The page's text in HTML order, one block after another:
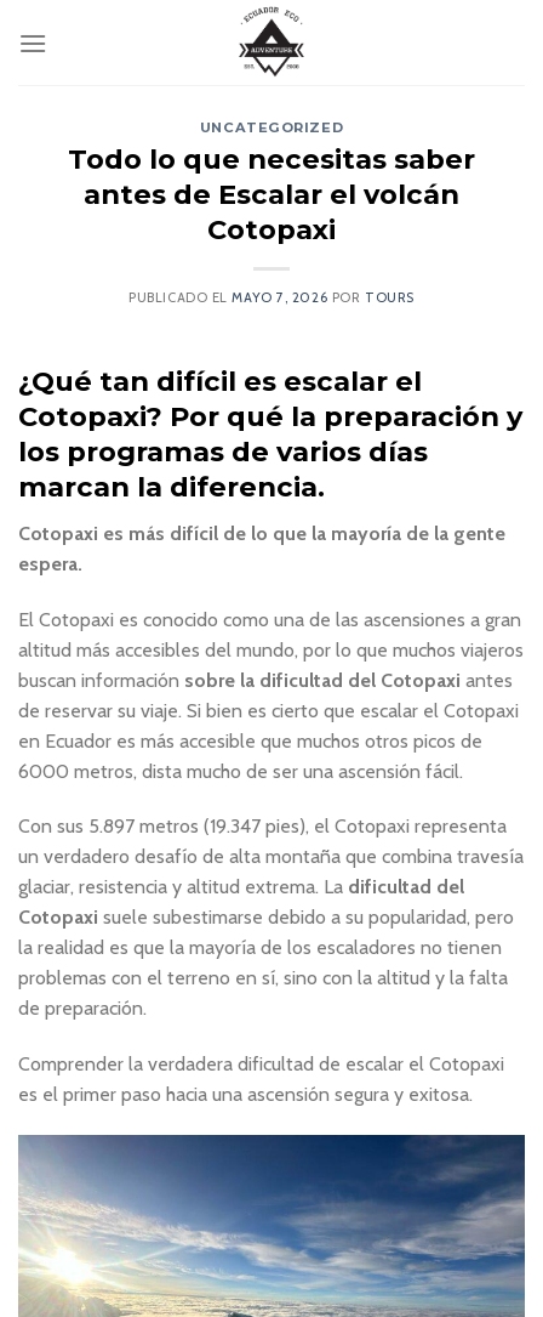
UNCATEGORIZED
Todo lo que necesitas saber
antes de Escalar el volcán
Cotopaxi
PUBLICADO ELMAYO 7, 2026 POR TOURS
¿Qué tan difícil es escalar el
Cotopaxi? Por qué la preparación y
los programas de varios días
marcan la diferencia.
Cotopaxi es más difícil de lo que la mayoría de la gente
espera.
El Cotopaxi es conocido como una de las ascensiones a gran
altitud más accesibles del mundo, por lo que muchos viajeros
buscan información sobre la dificultad del Cotopaxi antes
de reservar su viaje. Si bien es cierto que escalar el Cotopaxi
en Ecuador es más accesible que muchos otros picos de
6000 metros, dista mucho de ser una ascensión fácil.
Con sus 5.897 metros (19.347 pies), el Cotopaxi representa
un verdadero desafío de alta montaña que combina travesía
glaciar, resistencia y altitud extrema. La dificultad del
Cotopaxi suele subestimarse debido a su popularidad, pero
la realidad es que la mayoría de los escaladores no tienen
problemas con el terreno en sí, sino con la altitud y la falta
de preparación.
Comprender la verdadera dificultad de escalar el Cotopaxi
es el primer paso hacia una ascensión segura y exitosa.